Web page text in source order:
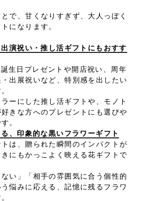
で、甘くなりすぎず、大人っぽく
になります。
演祝い・推し活ギフトにもおすす
生日プレゼントや開店祝い、周年
出展祝いなど、特別感を出したい
ーにした推し活ギフトや、モノト
きな方へのプレゼントにも選びや
。
、印象的な黒いフラワーギフト
は、贈られた瞬間のインパクトが
にもかっこよく映える花ギフトで
ない」「相手の雰囲気に合う個性的
悩みに応える、記憶に残るフラワ